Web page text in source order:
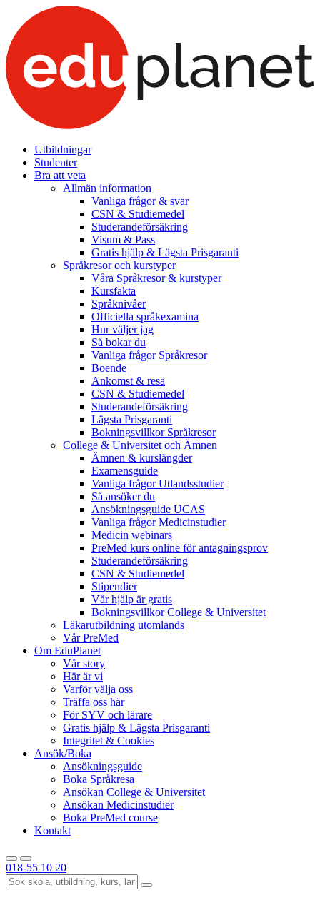
Utbildningar
Studenter
Bra att veta
Allmän information
Vanliga frågor & svar
CSN & Studiemedel
Studerandeförsäkring
Visum & Pass
Gratis hjälp & Lägsta Prisgaranti
Språkresor och kurstyper
Våra Språkresor & kurstyper
Kursfakta
Språknivåer
Officiella språkexamina
Hur väljer jag
Så bokar du
Vanliga frågor Språkresor
Boende
Ankomst & resa
CSN & Studiemedel
Studerandeförsäkring
Lägsta Prisgaranti
Bokningsvillkor Språkresor
College & Universitet och Ämnen
Ämnen & kurslängder
Examensguide
Vanliga frågor Utlandsstudier
Så ansöker du
Ansökningsguide UCAS
Vanliga frågor Medicinstudier
Medicin webinars
PreMed kurs online för antagningsprov
Studerandeförsäkring
CSN & Studiemedel
Stipendier
Vår hjälp är gratis
Bokningsvillkor College & Universitet
Läkarutbildning utomlands
Vår PreMed
Om EduPlanet
Vår story
Här är vi
Varför välja oss
Träffa oss här
För SYV och lärare
Gratis hjälp & Lägsta Prisgaranti
Integritet & Cookies
Ansök/Boka
Ansökningsguide
Boka Språkresa
Ansökan College & Universitet
Ansökan Medicinstudier
Boka PreMed course
Kontakt
018-55 10 20